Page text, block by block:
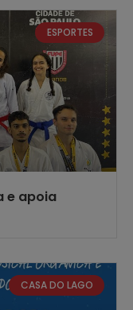
ESPORTES
e apoia
CASA DO LAGO